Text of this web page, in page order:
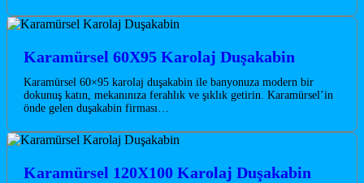
Karamürsel 60X95 Karolaj Duşakabin
Karamürsel 60×95 karolaj duşakabin ile banyonuza modern bir
dokunuş katın, mekanınıza ferahlık ve şıklık getirin. Karamürsel’in
önde gelen duşakabin firması…
Karamürsel 120X100 Karolaj Duşakabin